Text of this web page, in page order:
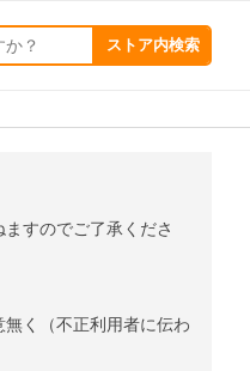
ストア内検索
すのでご了承くださ
く（不正利用者に伝わ